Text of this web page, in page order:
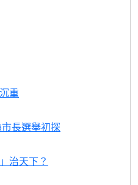
重
長選舉初探
治天下？